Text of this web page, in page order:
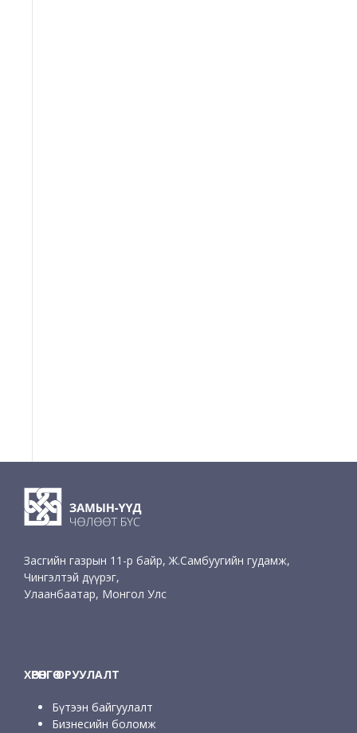
Засгийн газрын 11-р байр, Ж.Самбуугийн гудамж,
Чингэлтэй дүүрэг,
Улаанбаатар, Монгол Улс
ХӨРӨНГӨ ОРУУЛАЛТ
Бүтээн байгуулалт
Бизнесийн боломж